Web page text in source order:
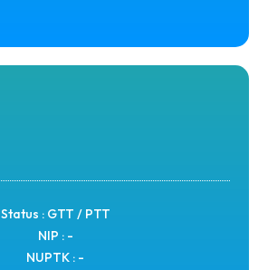
Status : GTT / PTT
NIP : -
NUPTK : -